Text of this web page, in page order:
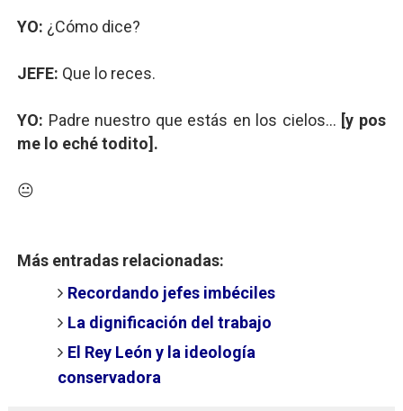
YO: ¿Cómo dice?
JEFE: Que lo reces.
YO: Padre nuestro que estás en los cielos... [y pos
me lo eché todito].
😐
Más entradas relacionadas:
Recordando jefes imbéciles
La dignificación del trabajo
El Rey León y la ideología
conservadora